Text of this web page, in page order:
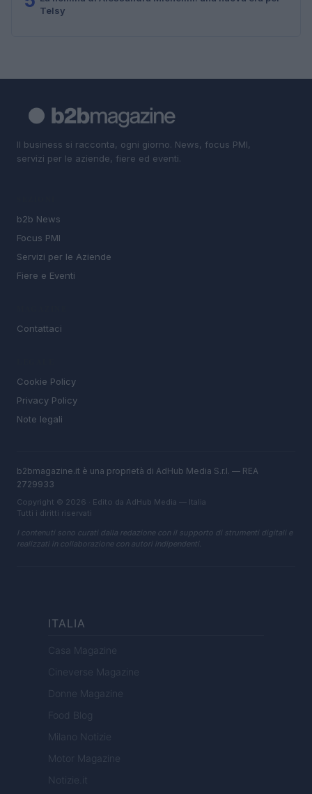
Telsy
Il business si racconta, ogni giorno. News, focus PMI,
servizi per le aziende, fiere ed eventi.
b2b News
Focus PMI
Servizi per le Aziende
Fiere e Eventi
Contattaci
Cookie Policy
Privacy Policy
Note legali
b2bmagazine.it è una proprietà di AdHub Media S.r.l. — REA
2729933
Copyright © 2026 · Edito da AdHub Media — Italia
Tutti i diritti riservati
I contenuti sono curati dalla redazione con il supporto di strumenti digitali e
realizzati in collaborazione con autori indipendenti.
ITALIA
Casa Magazine
Cineverse Magazine
Donne Magazine
Food Blog
Milano Notizie
Motor Magazine
Notizie.it